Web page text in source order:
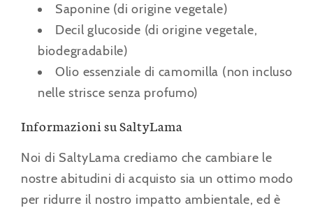
Saponine (di origine vegetale)
Decil glucoside (di origine vegetale,
biodegradabile)
Olio essenziale di camomilla (non incluso
nelle strisce senza profumo)
Informazioni su SaltyLama
Noi di SaltyLama crediamo che cambiare le
nostre abitudini di acquisto sia un ottimo modo
per ridurre il nostro impatto ambientale, ed è